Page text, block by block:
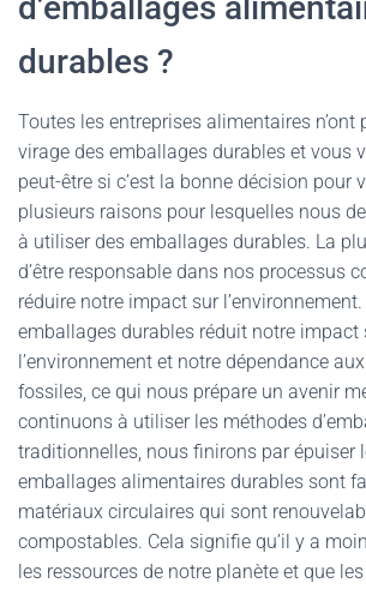
durables ?
Toutes les entreprises alimentaires n’ont
virage des emballages durables et vous
peut-être si c’est la bonne décision pour
plusieurs raisons pour lesquelles nous
à utiliser des emballages durables. La
d’être responsable dans nos processus
réduire notre impact sur
emballages durables réduit notre impact
l’environnement et notre dépendance
fossiles, ce qui nous prépare un avenir
continuons à utiliser les méthodes
traditionnelles, nous finirons par épuiser
emballages alimentaires durables sont
matériaux circulaires qui sont
compostables. Cela signifie qu’il y a
les ressources de notre planète et que